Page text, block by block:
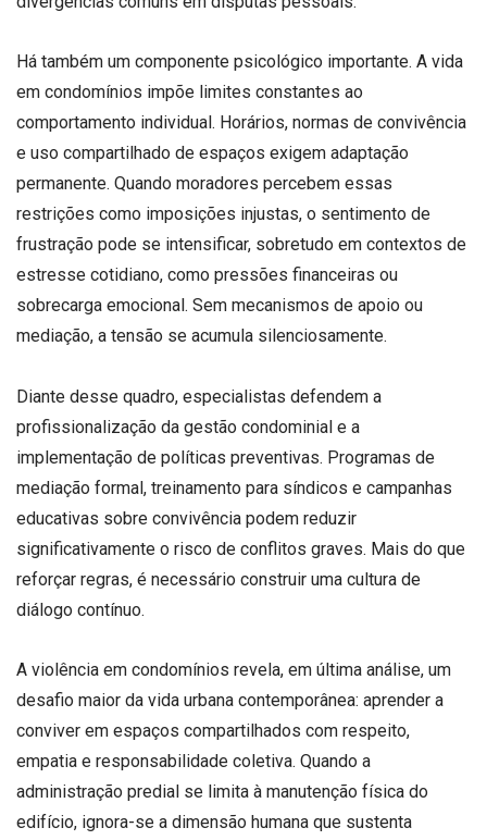
Há também um componente psicológico importante. A vida
em condomínios impõe limites constantes ao
comportamento individual. Horários, normas de convivência
e uso compartilhado de espaços exigem adaptação
permanente. Quando moradores percebem essas
restrições como imposições injustas, o sentimento de
frustração pode se intensificar, sobretudo em contextos de
estresse cotidiano, como pressões financeiras ou
sobrecarga emocional. Sem mecanismos de apoio ou
mediação, a tensão se acumula silenciosamente.
Diante desse quadro, especialistas defendem a
profissionalização da gestão condominial e a
implementação de políticas preventivas. Programas de
mediação formal, treinamento para síndicos e campanhas
educativas sobre convivência podem reduzir
significativamente o risco de conflitos graves. Mais do que
reforçar regras, é necessário construir uma cultura de
diálogo contínuo.
A violência em condomínios revela, em última análise, um
desafio maior da vida urbana contemporânea: aprender a
conviver em espaços compartilhados com respeito,
empatia e responsabilidade coletiva. Quando a
administração predial se limita à manutenção física do
edifício, ignora-se a dimensão humana que sustenta